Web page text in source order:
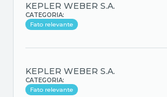
KEPLER WEBER S.A.
CATEGORIA:
Fato relevante
KEPLER WEBER S.A.
CATEGORIA:
Fato relevante